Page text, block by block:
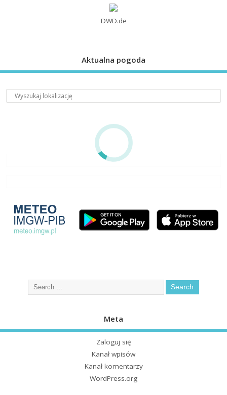
DWD.de
Aktualna pogoda
Meta
Zaloguj się
Kanał wpisów
Kanał komentarzy
WordPress.org